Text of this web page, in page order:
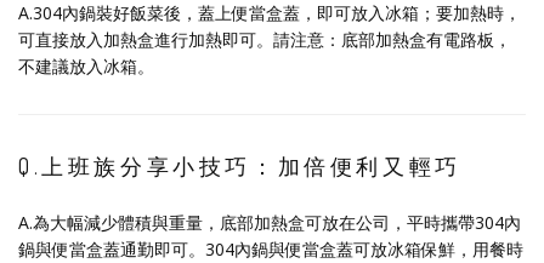
A.304內鍋裝好飯菜後，蓋上便當盒蓋，即可放入冰箱；要加熱時，
可直接放入加熱盒進行加熱即可。請注意：底部加熱盒有電路板，
不建議放入冰箱。
Q.上班族分享小技巧：加倍便利又輕巧
A.為大幅減少體積與重量，底部加熱盒可放在公司，平時攜帶304內
鍋與便當盒蓋通勤即可。304內鍋與便當盒蓋可放冰箱保鮮，用餐時